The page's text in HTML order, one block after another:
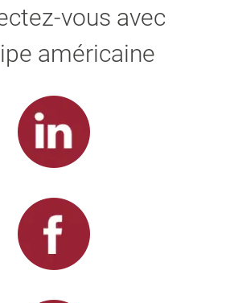
vous avec
américaine